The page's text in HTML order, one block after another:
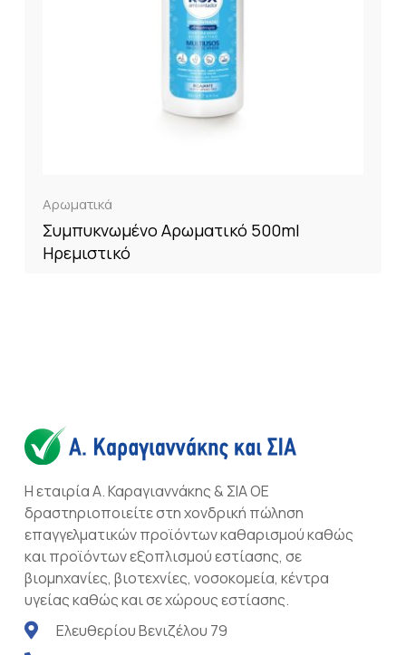
Αρωματικά
Συμπυκνωμένο Αρωματικό 500ml
Ηρεμιστικό
Η εταιρία Α. Καραγιαννάκης & ΣΙΑ ΟΕ
δραστηριοποιείτε στη χονδρική πώληση
επαγγελματικών προϊόντων καθαρισμού καθώς
και προϊόντων εξοπλισμού εστίασης, σε
βιομηχανίες, βιοτεχνίες, νοσοκομεία, κέντρα
υγείας καθώς και σε χώρους εστίασης.
Ελευθερίου Βενιζέλου 79